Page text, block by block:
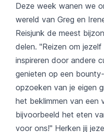
Deze week wanen we
wereld van Greg en
Reisjunk de meest
delen. "Reizen om
inspireren door andere
genieten op een
opzoeken van je eigen
het beklimmen van een
bijvoorbeeld het eten
voor ons!" Herken jij